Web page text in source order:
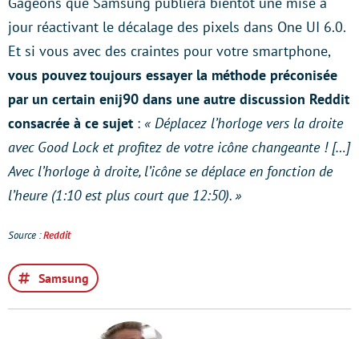
jour réactivant le décalage des pixels dans One UI 6.0.
Et si vous avec des craintes pour votre smartphone,
vous pouvez toujours essayer la méthode préconisée
par un certain enij90 dans une autre discussion Reddit
consacrée à ce sujet : « Déplacez l’horloge vers la droite
avec Good Lock et profitez de votre icône changeante ! […]
Avec l’horloge à droite, l’icône se déplace en fonction de
l’heure (1:10 est plus court que 12:50). »
Source :Reddit
Samsung